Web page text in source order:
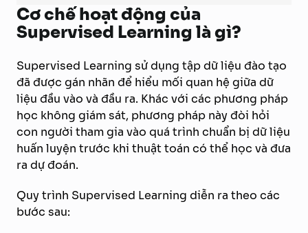
Cơ chế hoạt động của
Supervised Learning là gì?
Supervised Learning sử dụng tập dữ liệu đào tạo
đã được gán nhãn để hiểu mối quan hệ giữa dữ
liệu đầu vào và đầu ra. Khác với các phương pháp
học không giám sát, phương pháp này đòi hỏi
con người tham gia vào quá trình chuẩn bị dữ liệu
huấn luyện trước khi thuật toán có thể học và đưa
ra dự đoán.
Quy trình Supervised Learning diễn ra theo các
bước sau: